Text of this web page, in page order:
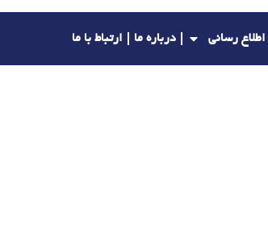
اطلاع رسانی درباره ما ارتباط با ما